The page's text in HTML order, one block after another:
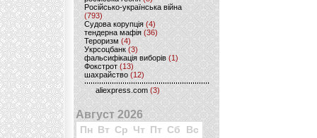
Російсько-українська війна
(793)
Судова корупція (4)
тендерна мафія (36)
Тероризм (4)
Укрсоцбанк (3)
фальсифікація виборів (1)
Фокстрот(13)
шахрайство (12)
aliexpress.com (3)
Август 2026
Пн Вт Ср Чт Пт Сб Вс